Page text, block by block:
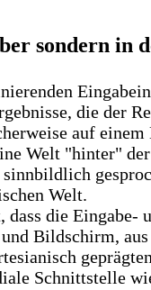
sondern in
die der
auf
Welt "hinter"
Welt.
die Eingabe-
Bildschirm,
Schnittstelle